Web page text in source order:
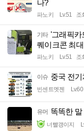
나?
파노키 Lv.51 조
기타 '그래픽카
퀘이크콘 최
파노키 Lv.51 조
이슈 중국 전
빈센트멧젠 Lv.60
유머 똑똑한 말
너빨갱이지